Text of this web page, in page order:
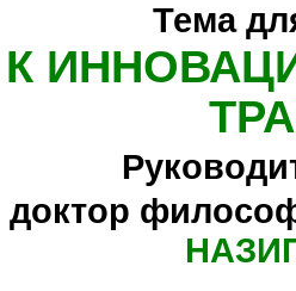
Тема
доктор